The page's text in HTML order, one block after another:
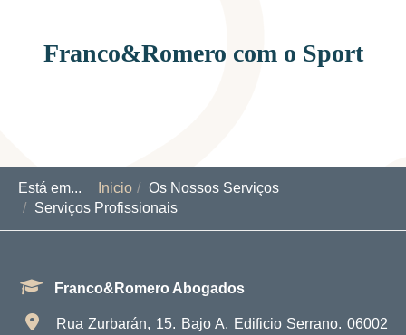
Franco&Romero com o Sport
Está em... Inicio
Os Nossos Serviços
Serviços Profissionais
Franco&Romero Abogados
Rua Zurbarán, 15. Bajo A. Edificio Serrano. 06002